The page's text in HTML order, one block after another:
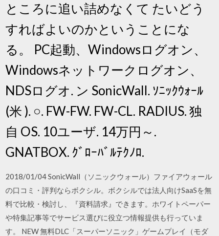
ところに追い詰めなくて たいどう
すればよいのかということにな
る。 PC起動、Windowsログオン、
Windowsネットワークログオン、
NDSログオ. ン SonicWall. ｿﾆｯｸｳｫｰﾙ
(米 ). ○. FW-FW. FW-CL. RADIUS. 独
自 OS. 10ユーザ. 14万円～.
GNATBOX. ｸﾞﾛｰﾊﾞﾙﾃｸﾉﾛ.
2018/01/04 SonicWall（ソニックウォール）ファイアウォール
の口コミ・評判ならボクシル。ボクシルでは法人向けSaaSを無
料で比較・検討し、『資料請求』できます。ホワイトペーパー
や特集記事等でサービス選びに役立つ情報提供も行っていま
す。 NEW 無料DLC「スーパーソニック」ゲームプレイ（モダ